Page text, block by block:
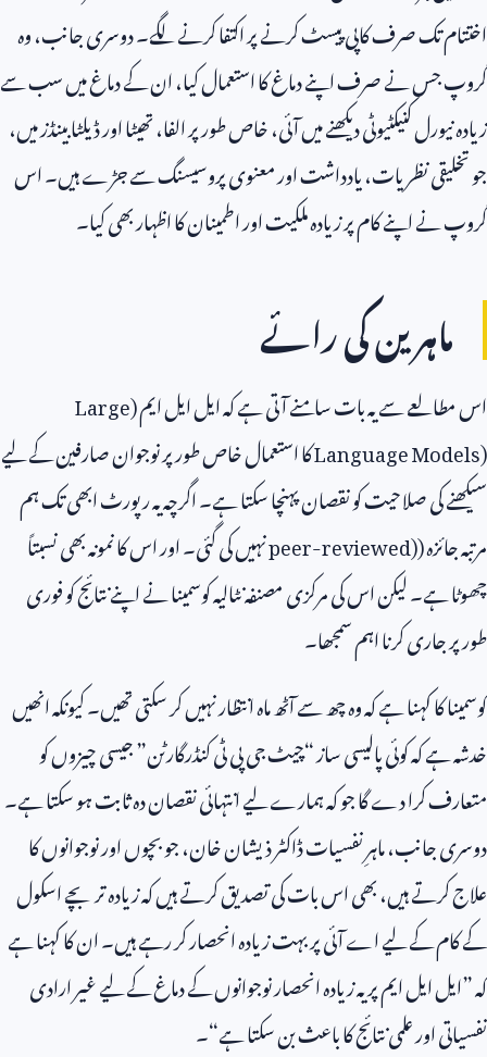
اختتام تک صرف کاپی پیسٹ کرنے پر اکتفا کرنے لگے۔ دوسری جانب، وہ
گروپ جس نے صرف اپنے دماغ کا استعمال کیا، ان کے دماغ میں سب سے
زیادہ نیورل کنیکٹیوٹی دیکھنے میں آئی، خاص طور پر الفا، تھیٹا اور ڈیلٹا بینڈز میں،
جو تخلیقی نظریات، یادداشت اور معنوی پروسیسنگ سے جڑے ہیں۔ اس
گروپ نے اپنے کام پر زیادہ ملکیت اور اطمینان کا اظہار بھی کیا۔
ماہرین کی رائے
اس مطالعے سے یہ بات سامنے آتی ہے کہ ایل ایل ایم (Large
Language Models)کا استعمال خاص طور پر نوجوان صارفین کے لیے
سیکھنے کی صلاحیت کو نقصان پہنچا سکتا ہے۔ اگرچہ یہ رپورٹ ابھی تک ہم
مرتبہ جائزہ (peer-reviewed)نہیں کی گئی۔ اور اس کا نمونہ بھی نسبتاً
چھوٹا ہے۔ لیکن اس کی مرکزی مصنفہ نٹالیہ کوسمینا نے اپنے نتائج کو فوری
طور پر جاری کرنا اہم سمجھا۔
کوسمینا کا کہنا ہے کہ وہ چھ سے آٹھ ماہ انتظار نہیں کر سکتی تھیں۔ کیونکہ انھیں
خدشہ ہے کہ کوئی پالیسی ساز “چیٹ جی پی ٹی کنڈرگارٹن” جیسی چیزوں کو
متعارف کرا دے گا جو کہ ہمارے لیے انتہائی نقصان دہ ثابت ہو سکتا ہے۔
دوسری جانب، ماہرِ نفسیات ڈاکٹر ذیشان خان، جو بچوں اور نوجوانوں کا
علاج کرتے ہیں، بھی اس بات کی تصدیق کرتے ہیں کہ زیادہ تر بچے اسکول
کے کام کے لیے اے آئی پر بہت زیادہ انحصار کر رہے ہیں۔ ان کا کہنا ہے
کہ ”ایل ایل ایم پر یہ زیادہ انحصار نوجوانوں کے دماغ کے لیے غیر ارادی
نفسیاتی اور علمی نتائج کا باعث بن سکتا ہے“۔